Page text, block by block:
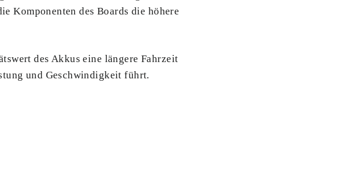
Komponenten des Boards die höhere
des Akkus eine längere Fahrzeit
und Geschwindigkeit führt.